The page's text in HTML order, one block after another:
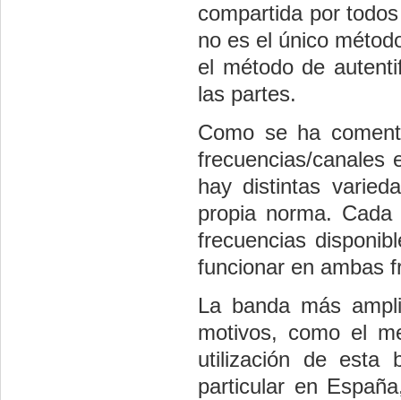
compartida por
no es el único
el método de
las partes.
Como se ha
frecuencias/canales
hay distintas
propia norma.
frecuencias
funcionar en ambas
La banda más
motivos, como el
utilización de esta
particular en